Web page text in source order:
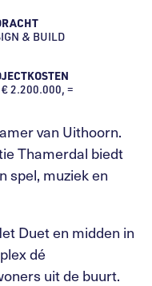
& BUILD
€ 2.200.000, =
van Uithoorn.
Thamerdal biedt
spel, muziek en
Duet en midden in
dé
uit de buurt.